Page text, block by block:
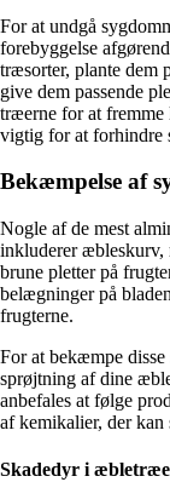
For at undgå
forebyggelse
træsorter, plante dem
give dem passende
træerne for at fremme
vigtig for at forhindre
Bekæmpelse af
Nogle af de mest
inkluderer æbleskurv,
brune pletter på
belægninger på
frugterne.
For at bekæmpe
sprøjtning af dine
anbefales at følge
af kemikalier, der kan
Skadedyr i